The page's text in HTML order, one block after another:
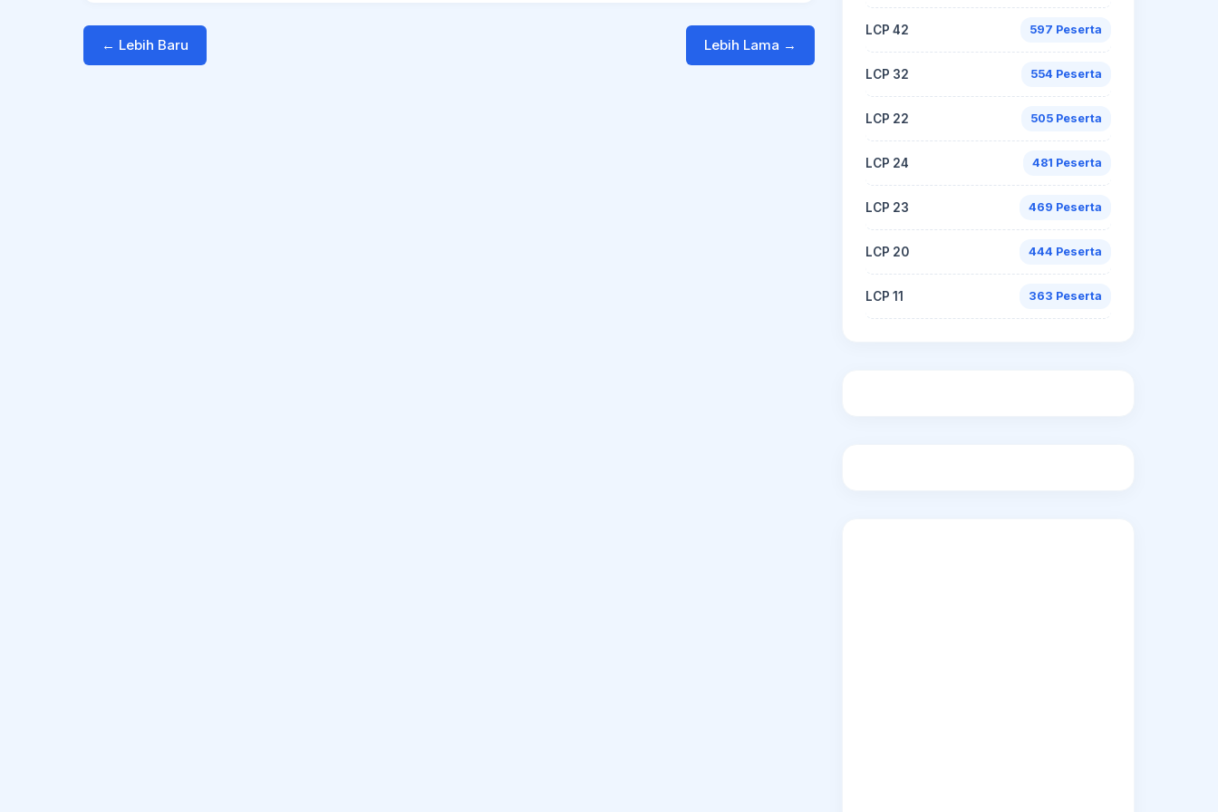
← Lebih Baru Lebih Lama →
LCP 42 597 Peserta
LCP 32 554 Peserta
LCP 22 505 Peserta
LCP 24 481 Peserta
LCP 23 469 Peserta
LCP 20 444 Peserta
LCP 11 363 Peserta